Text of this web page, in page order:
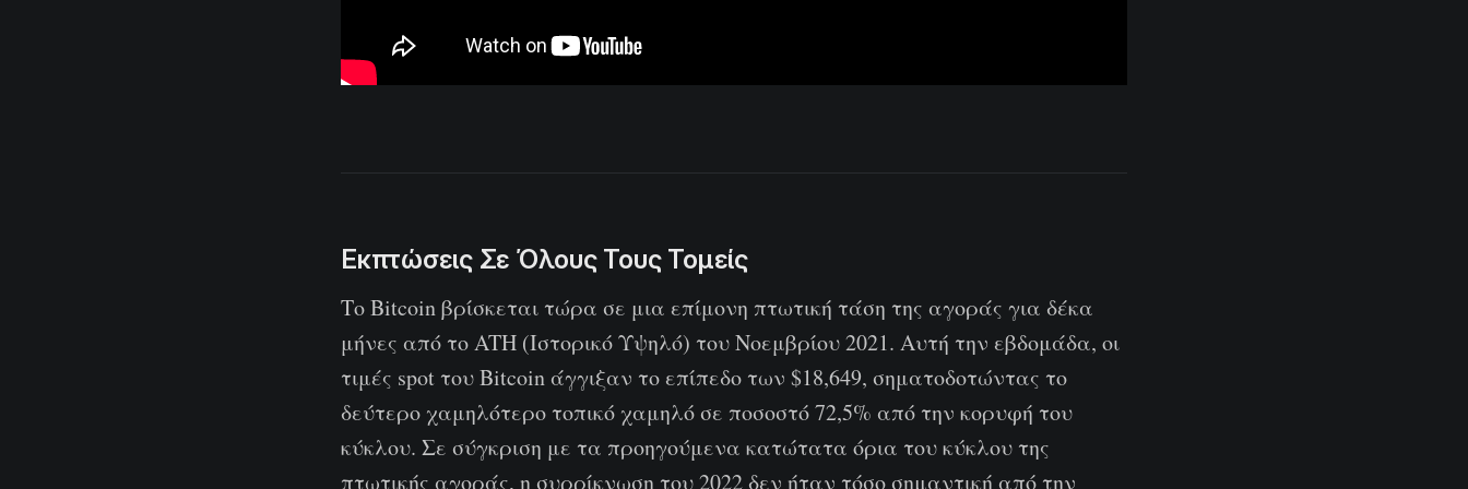
Εκπτώσεις Σε Όλους Τους Τομείς
Το Bitcoin βρίσκεται τώρα σε μια επίμονη πτωτική τάση της αγοράς για δέκα
μήνες από το ATH (Ιστορικό Υψηλό) του Νοεμβρίου 2021. Αυτή την εβδομάδα, οι
τιμές spot του Bitcoin άγγιξαν το επίπεδο των $18,649, σηματοδοτώντας το
δεύτερο χαμηλότερο τοπικό χαμηλό σε ποσοστό 72,5% από την κορυφή του
κύκλου. Σε σύγκριση με τα προηγούμενα κατώτατα όρια του κύκλου της
πτωτικής αγοράς, η συρρίκνωση του 2022 δεν ήταν τόσο σημαντική από την